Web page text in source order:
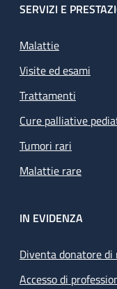
SERVIZI E
Malattie
Visite ed esami
Trattamenti
Cure palliative
Tumori rari
Malattie rare
IN EVIDENZA
Diventa donatore
Accesso di